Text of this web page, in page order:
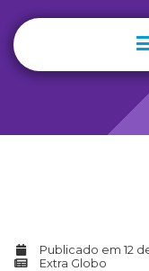
Publicado em 12
Extra Globo